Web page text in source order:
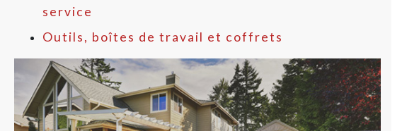
service
Outils, boîtes de travail et coffrets